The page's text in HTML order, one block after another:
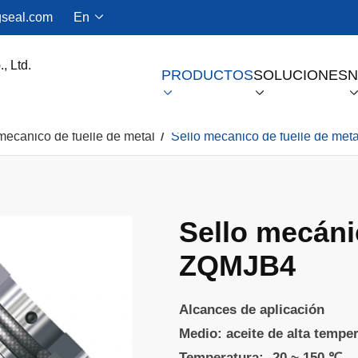
En 
PRODUCTOS

SOLUCIONES
 
de fuelle de metal Sello mecánico de fuelle de
Sello
ZQMJB4
Alcances de aplicación
Medio: aceite de alta